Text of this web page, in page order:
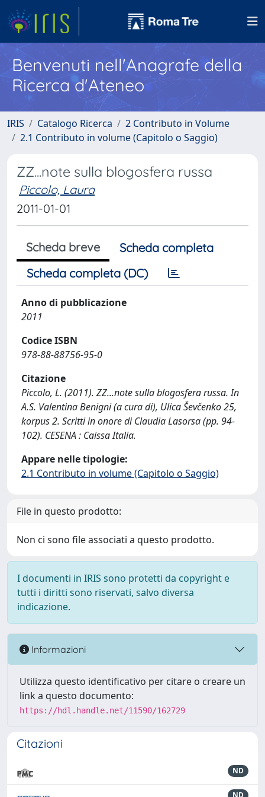
Benvenuti nell'Anagrafe della
Ricerca d'Ateneo
IRIS Catalogo Ricerca
2 Contributo in Volume
2.1 Contributo in volume (Capitolo o Saggio)
ZZ...note sulla blogosfera russa
Piccolo, Laura
2011-01-01
Scheda breve
Scheda completa
Scheda completa (DC)
Anno di pubblicazione
2011
Codice ISBN
978-88-88756-95-0
Citazione
Piccolo, L. (2011). ZZ...note sulla blogosfera russa. In
A.S. Valentina Benigni (a cura di), Ulica Ševčenko 25,
korpus 2. Scritti in onore di Claudia Lasorsa (pp. 94-
102). CESENA : Caissa Italia.
Appare nelle tipologie:
2.1 Contributo in volume (Capitolo o Saggio)
File in questo prodotto:
Non ci sono file associati a questo prodotto.
I documenti in IRIS sono protetti da copyright e
tutti i diritti sono riservati, salvo diversa
indicazione.
Informazioni
Utilizza questo identificativo per citare o creare un
link a questo documento:
https://hdl.handle.net/11590/162729
Citazioni
ND